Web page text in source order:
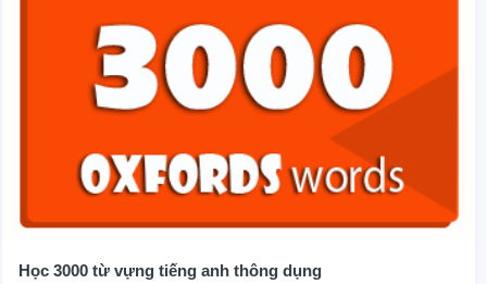
Học 3000 từ vựng tiếng anh thông dụng